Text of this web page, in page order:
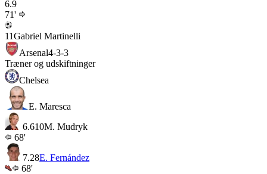
6.9
71'
11Gabriel Martinelli
Arsenal4-3-3
Træner og udskiftninger
Chelsea
E. Maresca
6.610M. Mudryk
68'
7.28E. Fernández
68'